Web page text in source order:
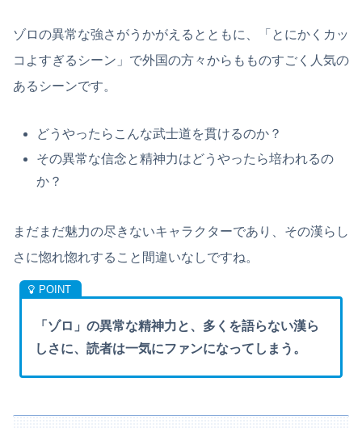
ゾロの異常な強さがうかがえるとともに、「とにかくカッ
コよすぎるシーン」で外国の方々からもものすごく人気の
あるシーンです。
どうやったらこんな武士道を貫けるのか？
その異常な信念と精神力はどうやったら培われるの
か？
まだまだ魅力の尽きないキャラクターであり、その漢らし
さに惚れ惚れすること間違いなしですね。
「ゾロ」の異常な精神力と、多くを語らない漢ら
しさに、読者は一気にファンになってしまう。